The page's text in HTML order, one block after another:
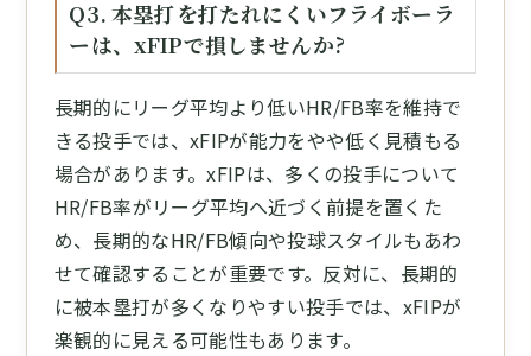
Q3. 本塁打を打たれにくいフライボーラ
ーは、xFIPで損しませんか?
長期的にリーグ平均より低いHR/FB率を維持で
きる投手では、xFIPが能力をやや低く見積もる
場合があります。xFIPは、多くの投手について
HR/FB率がリーグ平均へ近づく前提を置くた
め、長期的なHR/FB傾向や投球スタイルもあわ
せて確認することが重要です。反対に、長期的
に被本塁打が多くなりやすい投手では、xFIPが
楽観的に見える可能性もあります。